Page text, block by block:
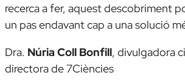
recerca a fer, aquest descobriment
un pas endavant cap a una solució
Dra. Núria Coll Bonfill, divulgadora
directora de 7Ciències